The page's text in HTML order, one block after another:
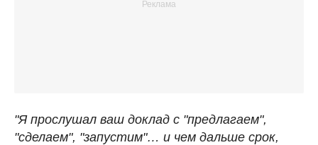
"Я прослушал ваш доклад с "предлагаем",
"сделаем", "запустим"… и чем дальше срок,